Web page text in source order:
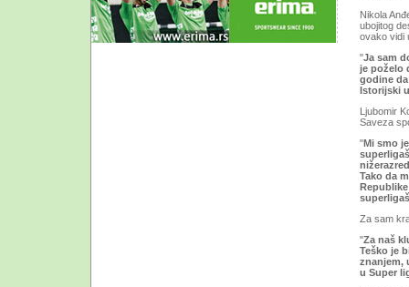
Nikola
ubojitog
ovako vidi
"Ja sam
je poželo
godine
Istorijski
Ljubomir
Saveza
"Mi smo
Tako da
Za sam
"Za naš
Teško je
znanjem,
u Super